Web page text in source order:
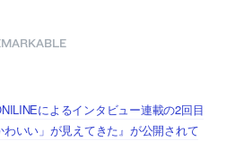
によるインタビュー連載の2回目
わいい」が見えてきた』が公開されて